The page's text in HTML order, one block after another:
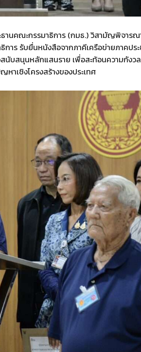
านคณะกรรมาธิการ (กมธ.) วิสามัญพิจาร
าร รับยื่นหนังสือจากภาคีเครือข่ายภาคปร
นับสนุนหลักแสนราย เพื่อสะท้อนความกังว
าเชิงโครงสร้างของประเทศ